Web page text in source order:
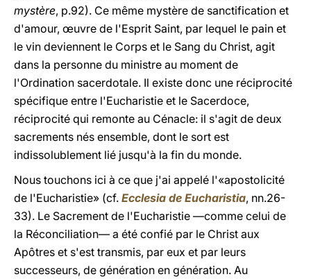
mystère, p.92). Ce même mystère de sanctification et
d'amour, œuvre de l'Esprit Saint, par lequel le pain et
le vin deviennent le Corps et le Sang du Christ, agit
dans la personne du ministre au moment de
l'Ordination sacerdotale. Il existe donc une réciprocité
spécifique entre l'Eucharistie et le Sacerdoce,
réciprocité qui remonte au Cénacle: il s'agit de deux
sacrements nés ensemble, dont le sort est
indissolublement lié jusqu'à la fin du monde.
Nous touchons ici à ce que j'ai appelé l'«apostolicité
de l'Eucharistie» (cf. Ecclesia de Eucharistia, nn.26-
33). Le Sacrement de l'Eucharistie —comme celui de
la Réconciliation— a été confié par le Christ aux
Apôtres et s'est transmis, par eux et par leurs
successeurs, de génération en génération. Au